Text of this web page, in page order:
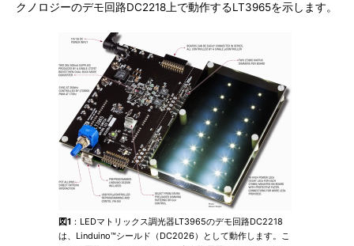
クノロジーのデモ回路DC2218上で動作するLT3965を示します。
図1 ：LEDマトリックス調光器LT3965のデモ回路DC2218
は、Linduino™シールド（DC2026）として動作します。こ